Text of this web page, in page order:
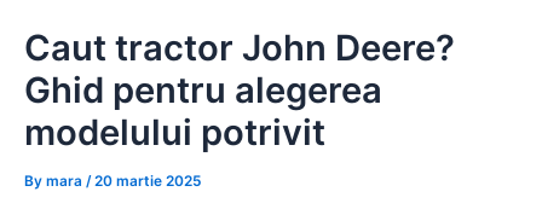
content
Caut tractor John Deere?
Ghid pentru alegerea
modelului potrivit
By mara /20 martie 2025